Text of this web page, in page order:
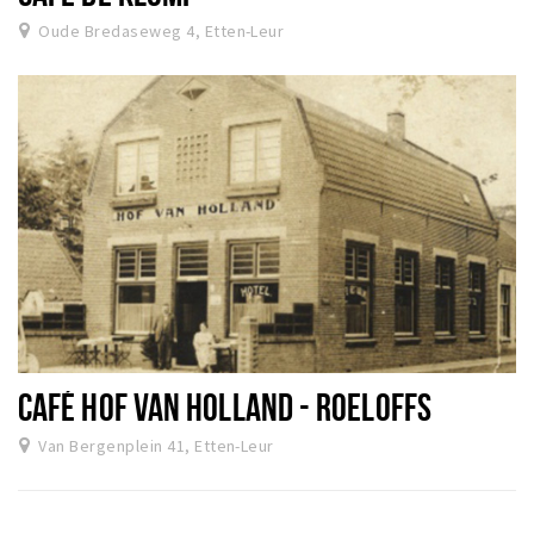
Oude Bredaseweg 4, Etten-Leur
CAFÉ HOF VAN HOLLAND - ROELOFFS
Van Bergenplein 41, Etten-Leur